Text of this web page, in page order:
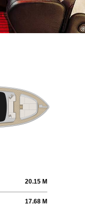
20.15 М
17.68 М